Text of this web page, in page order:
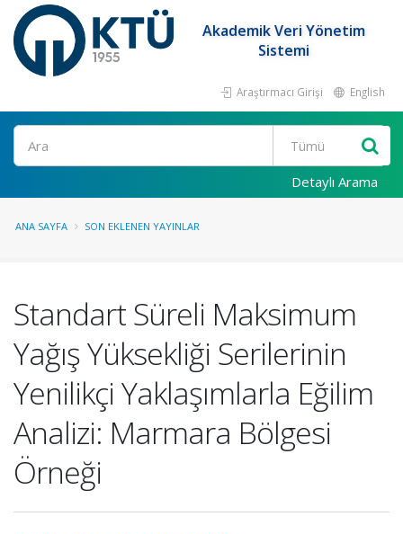
Akademik Veri Yönetim
Sistemi
Araştırmacı Girişi English
Ara
Detaylı Arama
ANA SAYFA SON EKLENEN YAYINLAR
Standart Süreli Maksimum
Yağış Yüksekliği Serilerinin
Yenilikçi Yaklaşımlarla Eğilim
Analizi: Marmara Bölgesi
Örneği